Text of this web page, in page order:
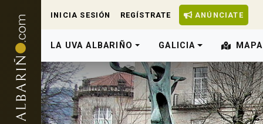
INICIA SESIÓN REGÍSTRATE ANÚNCIATE
LA UVA ALBARIÑO GALICIA MAPA